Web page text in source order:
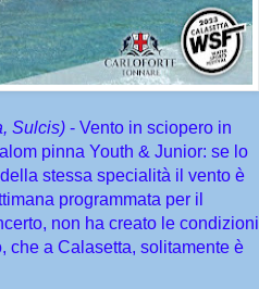
Sulcis) - Vento in sciopero in
pinna Youth & Junior: se lo
stessa specialità il vento è
programmata per il
non ha creato le condizioni
che a Calasetta, solitamente è